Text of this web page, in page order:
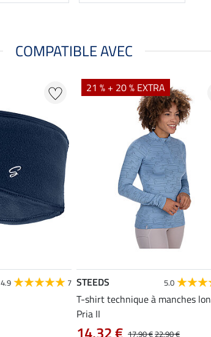
COMPATIBLE AVEC
4.9 7
21 % + 20 % EXTRA
STEEDS 5.0
T-shirt technique à manches
Pria II
17,90 €22,90 €
14,32 €